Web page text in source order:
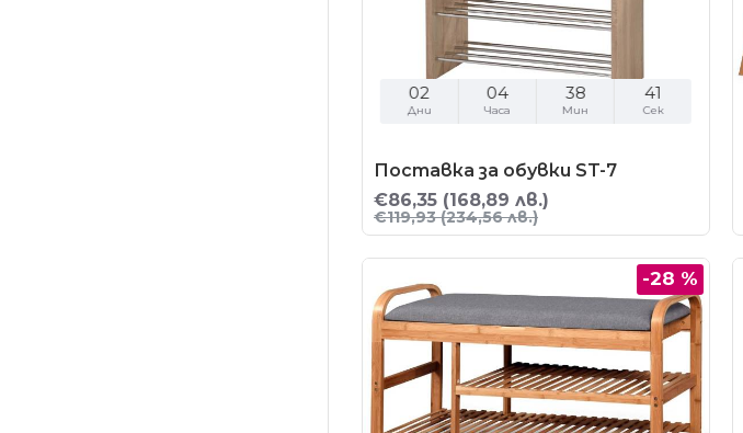
02
Дни
04
Часа
38
Мин
40
Сек
Поставка за обувки ST-7
€86,35 (168,89 лв.)
€119,93(234,56 лв.)
-28 %